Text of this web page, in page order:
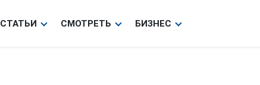
СТАТЬИ СМОТРЕТЬ БИЗНЕС